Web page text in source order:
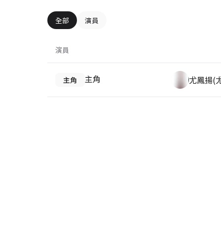
全部 演員
演員
主角 主角 尤鳳揚(